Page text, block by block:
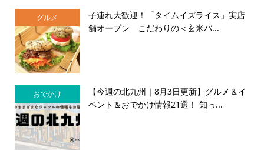
グルメ
子連れ大歓迎！「タイムイズライス」実店
舗オープン こだわりの＜玄米バ...
おでかけ
【今週の北九州｜8月3日更新】グルメ＆イ
ベント＆おでかけ情報21選！ 知っ...